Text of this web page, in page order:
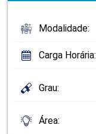
Modalidade:
Carga Horária:
Grau:
Área: